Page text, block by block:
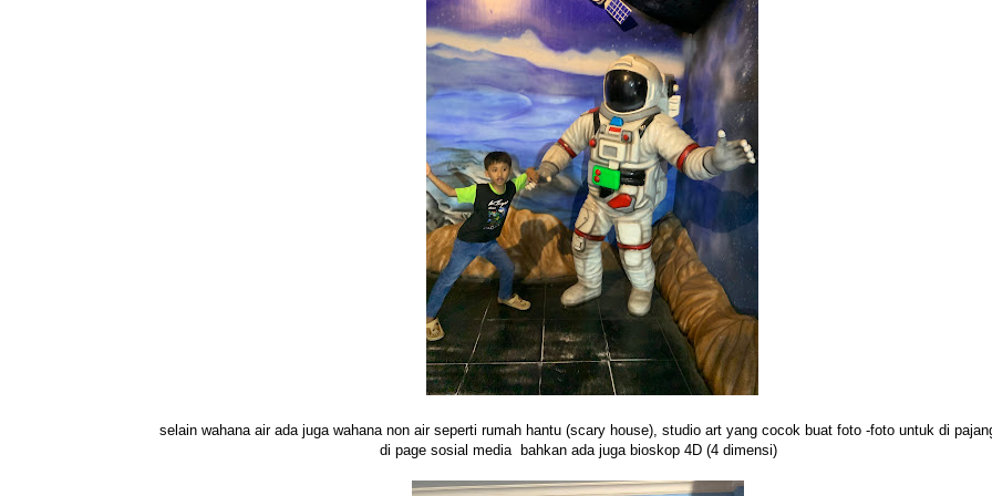
selain wahana air ada juga wahana non air seperti rumah hantu (scary house), studio art yang cocok buat foto -foto untuk di
di page sosial media bahkan ada juga bioskop 4D (4 dimensi)